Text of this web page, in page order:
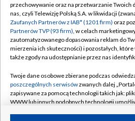
Abonament TVP
Emisja w TVP
Centrum informacji TVP
Naziemna Telewizja Cyfrowa
Rada Programowa
System NOS
Informacje o nadawcy
Regulamin
Polityka
Moje zgody
Pomoc
Kontakt
Kanały
przechowywanie oraz na przetwarzanie Twoich
nas, czyli Telewizję Polską S.A. w likwidacji
Zaufanych Partnerów z IAB* (1201 firm) oraz
Partnerów TVP (93 firm), w celach
zautomatyzowanego dopasowania reklam do
mierzenia ich skuteczności) i pozostałych,
także zgody na udostępnianie przez nas
Twoje dane osobowe zbierane podczas
poszczególnych serwisówzwanych dalej
zapisywane za pomocą technologii takich jak:
WWW lub innych podobnych technologii